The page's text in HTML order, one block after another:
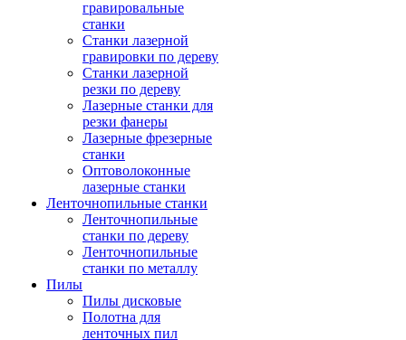
гравировальные
станки
Станки лазерной
гравировки по дереву
Станки лазерной
резки по дереву
Лазерные станки для
резки фанеры
Лазерные фрезерные
станки
Оптоволоконные
лазерные станки
Ленточнопильные станки
Ленточнопильные
станки по дереву
Ленточнопильные
станки по металлу
Пилы
Пилы дисковые
Полотна для
ленточных пил